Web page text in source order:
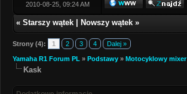
2010-08-25, 09:24 AM
« Starszy wątek Nowszy wątek »
Strony (4): 1 2 3 4 Dalej »
Yamaha R1 Forum PL » Podstawy » Motocyklowy mixer
Kask